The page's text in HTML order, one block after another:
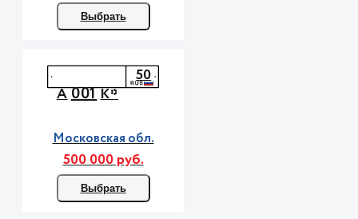
Выбрать
А001К*
50
Московская обл.
500 000 руб.
Выбрать